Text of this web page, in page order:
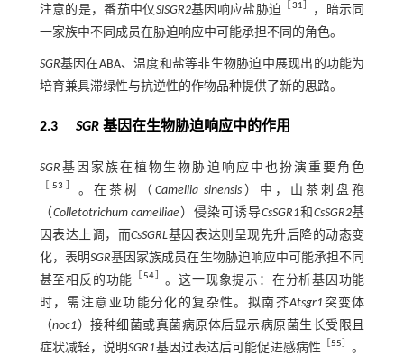
注意的是，番茄中仅SlSGR2基因响应盐胁迫 ［31］
，暗示同
一家族中不同成员在胁迫响应中可能承担不同的角色。
SGR基因在ABA、温度和盐等非生物胁迫中展现出的功能为
培育兼具滞绿性与抗逆性的作物品种提供了新的思路。
2.3 SGR基因在生物胁迫响应中的作用
SGR 基因家族在植物生物胁迫响应中也扮演重要角色
［ 53 ］ 。在茶树（ Camellia sinensis ）中，山茶刺盘孢
（Colletotrichum camelliae）侵染可诱导CsSGR1和 CsSGR2基
因表达上调，而CsSGRL基因表达则呈现先升后降的动态变
化，表明SGR基因家族成员在生物胁迫响应中可能承担不同
甚至相反的功能 ［54］ 。这一现象提示：在分析基因功能
时，需注意亚功能分化的复杂性。拟南芥Atsgr1突变体
（noc1）接种细菌或真菌病原体后显示病原菌生长受限且
症状减轻，说明SGR1基因过表达后可能促进感病性 ［55］ 。